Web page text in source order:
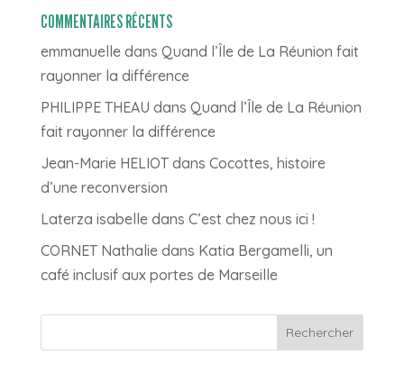
COMMENTAIRES RÉCENTS
emmanuelledans Quand l’Île de La Réunion fait
rayonner la différence
PHILIPPE THEAU dans Quand l’Île de La Réunion
fait rayonner la différence
Jean-Marie HELIOTdans Cocottes, histoire
d’une reconversion
Laterza isabelledans C’est chez nous ici !
CORNET Nathaliedans Katia Bergamelli, un
café inclusif aux portes de Marseille
Rechercher